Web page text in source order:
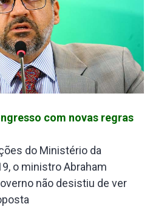
com novas regras
do Ministério da
o ministro Abraham
não desistiu de ver